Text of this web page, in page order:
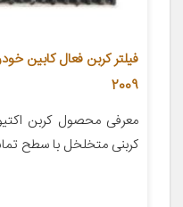
2009
معرفی محصول کربن
کربنی متخلخل با سطح